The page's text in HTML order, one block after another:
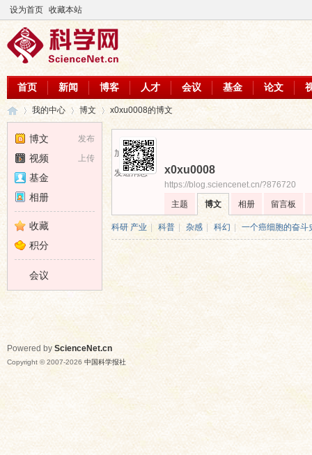
设为首页 收藏本站
首页 新闻 博客 人才 会议 基金 论文
›
我的中心 博文 x0xu0008的博文
加为好友
发送消息
x0xu0008
https://blog.sciencenet.cn/?876720
主题
博文 相册 留言板
科研 产业 科普 杂感 科幻 一个癌细胞的奋斗
发布
博文
上传
视频
基金
相册
收藏
积分
会议
Powered by ScienceNet.cn
Copyright © 2007-2026 中国科学报社